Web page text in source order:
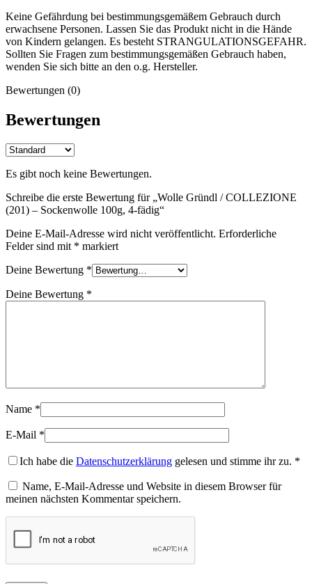
Keine Gefährdung bei bestimmungsgemäßem Gebrauch durch
erwachsene Personen. Lassen Sie das Produkt nicht in die Hände
von Kindern gelangen. Es besteht STRANGULATIONSGEFAHR.
Sollten Sie Fragen zum bestimmungsgemäßen Gebrauch haben,
wenden Sie sich bitte an den o.g. Hersteller.
Bewertungen (0)
Bewertungen
Es gibt noch keine Bewertungen.
Schreibe die erste Bewertung für „Wolle Gründl / COLLEZIONE
(201) – Sockenwolle 100g, 4-fädig“
Deine E-Mail-Adresse wird nicht veröffentlicht. Erforderliche
Felder sind mit * markiert
Deine Bewertung *
Deine Bewertung *
Name *
E-Mail *
Ich habe die Datenschutzerklärung gelesen und stimme ihr zu. *
Name, E-Mail-Adresse und Website in diesem Browser für
meinen nächsten Kommentar speichern.